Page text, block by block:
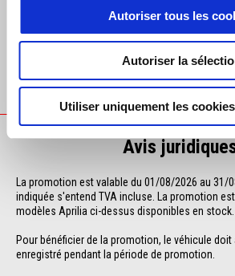
Autoriser tous les
Autoriser la
Utiliser uniquement les
APRILIA THROTTLE LEATHER
€ 139
Avis
La promotion est valable du 01/08/2026 au 31/
indiquée s'entend TVA incluse. La promotion
modèles Aprilia ci-dessus disponibles en stock.
Pour bénéficier de la promotion, le véhicule
enregistré pendant la période de promotion.